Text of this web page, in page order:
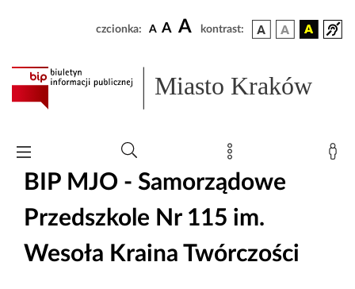
czcionka: A A A kontrast:
Miasto Kraków
BIP MJO - Samorządowe
Przedszkole Nr 115 im.
Wesoła Kraina Twórczości